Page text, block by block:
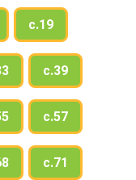
с.19
с.39
с.57
с.71